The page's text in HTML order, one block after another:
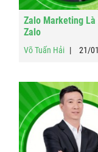
Zalo Marketing Là
Zalo
Võ Tuấn Hải 21/